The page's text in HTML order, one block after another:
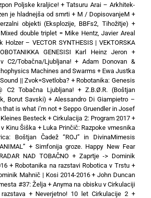
Poljske kraljice! +Tatsuru Arai – Arkhitek-
je hladnejša od smrti + M / DopisovanjeM +
objekti (Eksplozije, BBFs2, Tihožitje) +
double triplet = Mike Hentz, Javier Areal
Holzer – VECTOR SYNTHESIS | VEKTORSKA
GENESISI Karl Heinz Jeron +
C2/Tobačna/Ljubljana!+ Adam Donovan &
Machines and Swarms + Ewa Justka
|| Zvok=Svetloba? + Robotanika: Genesis
C2 Tobačna Ljubljana!+ Z.B.Ø.R. (Boštjan
Borut Savski) +Alessandro Di Giampietro –
that is what i’m not+Seppo Gruendler in Josef
Besteck +Cirkulacija 2: Program 2017+
Kinu Šiška + Luka Prinčič: Razpoke vmesnika
Boštjan Čadež “ROJ” in DivinaMimesis
+ Simfonija groze. Happy New Fear
NAD TOBAČNO + Zaprtje -> Dominik
+ Robotanika na razstavi Robotica v Trstu+
Mahnič | Kosi 2014-2016+John Duncan
#37: Želja+Anyma na obisku v Cirkulaciji
+ Neverjetno! 10 let Cirkulacije 2 +